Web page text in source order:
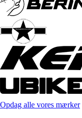
Opdag alle vores mærker